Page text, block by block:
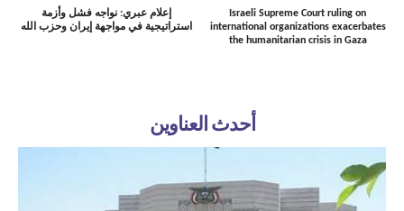
إعلام عبري: نواجه فشل وأزمة
استراتيجية في مواجهة إيران وحزب الله
Israeli Supreme Court ruling on
international organizations exacerbates
the humanitarian crisis in Gaza
أحدث العناوين